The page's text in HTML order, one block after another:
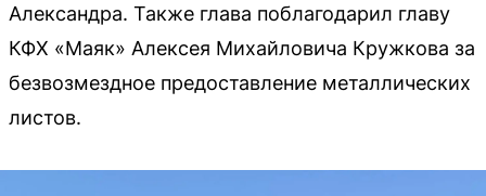
Александра. Также глава поблагодарил главу
КФХ «Маяк» Алексея Михайловича Кружкова за
безвозмездное предоставление металлических
листов.